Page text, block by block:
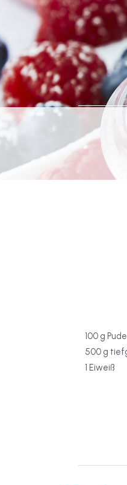
100 g
500 g
1 Eiweiß